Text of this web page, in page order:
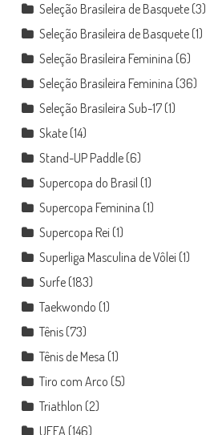
Seleção Brasileira de Basquete(3)
Seleção Brasileira de Basquete(1)
Seleção Brasileira Feminina (6)
Seleção Brasileira Feminina (36)
Seleção Brasileira Sub-17(1)
Skate(14)
Stand-UP Paddle(6)
Supercopa do Brasil (1)
Supercopa Feminina (1)
Supercopa Rei (1)
Superliga Masculina de Vôlei (1)
Surfe(183)
Taekwondo (1)
Tênis(73)
Tênis de Mesa (1)
Tiro com Arco (5)
Triathlon (2)
UEFA (146)